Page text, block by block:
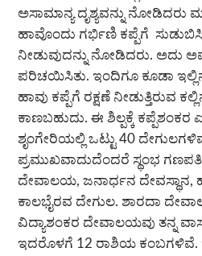
ಅಸಾಮಾನ್ಯ ದೃಶ್ಯವನ್ನು ನೋಡಿದರು
ಹಾವೊಂದು ಗರ್ಭಿಣಿ ಕಪ್ಪೆಗೆ
ನೀಡುವುದನ್ನು ನೋಡಿದರು. ಅದು
ಪರಿಚಯಿಸಿತು. ಇಂದಿಗೂ ಕೂಡಾ
ಹಾವು ಕಪ್ಪೆಗೆ ರಕ್ಷಣೆ ನೀಡುತ್ತಿರುವ
ಕಾಣಬಹುದು. ಈ ಶಿಲ್ಪಕ್ಕೆ
ಶೃಂಗೇರಿಯಲ್ಲಿ ಒಟ್ಟು 40
ಪ್ರಮುಖವಾದುದೆಂದರೆ ಸ್ಥಂಭ ಗಣಪತಿ,
ದೇವಾಲಯ, ಜನಾರ್ಧನ
ಕಾಲಭೈರವ ದೇಗುಲ. ಶಾರದಾ
ವಿದ್ಯಾಶಂಕರ ದೇವಾಲಯವು ತನ್ನ
ಇದರೊಳಗೆ 12 ರಾಶಿಯ ಕಂಬಗಳಿವೆ.